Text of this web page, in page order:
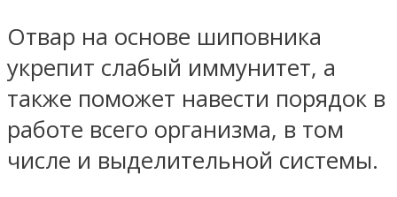
Отвар на основе шиповника
укрепит слабый иммунитет, а
также поможет навести порядок в
работе всего организма, в том
числе и выделительной системы.